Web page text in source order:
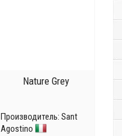
Nature Grey
Производитель: Sant
Agostino